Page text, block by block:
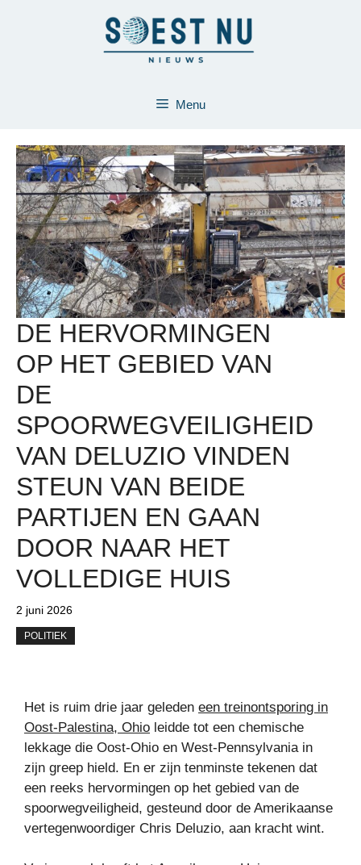
Menu
DE HERVORMINGEN
OP HET GEBIED VAN
DE
SPOORWEGVEILIGHEID
VAN DELUZIO VINDEN
STEUN VAN BEIDE
PARTIJEN EN GAAN
DOOR NAAR HET
VOLLEDIGE HUIS
2 juni 2026
POLITIEK
Het is ruim drie jaar geleden een treinontsporing in
Oost-Palestina, Ohio leidde tot een chemische
lekkage die Oost-Ohio en West-Pennsylvania in
zijn greep hield. En er zijn tenminste tekenen dat
een reeks hervormingen op het gebied van de
spoorwegveiligheid, gesteund door de Amerikaanse
vertegenwoordiger Chris Deluzio, aan kracht wint.